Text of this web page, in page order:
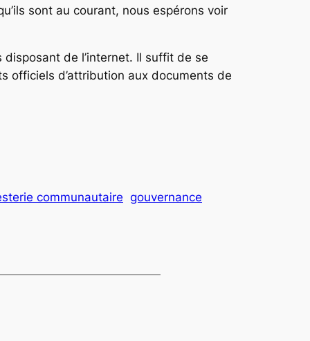
sont au courant, nous espérons voir
de l’internet. Il suffit de se
officiels d’attribution aux documents de
communautaire gouvernance